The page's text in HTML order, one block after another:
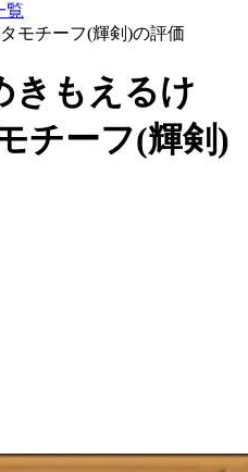
覧
モチーフ(輝剣)の評価
きもえるけ
チーフ(輝剣)